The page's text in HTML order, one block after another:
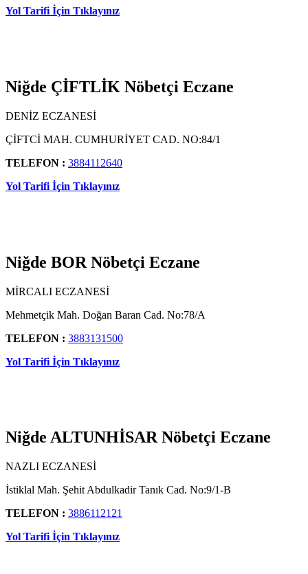
Yol Tarifi İçin Tıklayınız
Niğde ÇİFTLİK Nöbetçi Eczane
DENİZ ECZANESİ
ÇİFTCİ MAH. CUMHURİYET CAD. NO:84/1
TELEFON : 3884112640
Yol Tarifi İçin Tıklayınız
Niğde BOR Nöbetçi Eczane
MİRCALI ECZANESİ
Mehmetçik Mah. Doğan Baran Cad. No:78/A
TELEFON : 3883131500
Yol Tarifi İçin Tıklayınız
Niğde ALTUNHİSAR Nöbetçi Eczane
NAZLI ECZANESİ
İstiklal Mah. Şehit Abdulkadir Tanık Cad. No:9/1-B
TELEFON : 3886112121
Yol Tarifi İçin Tıklayınız